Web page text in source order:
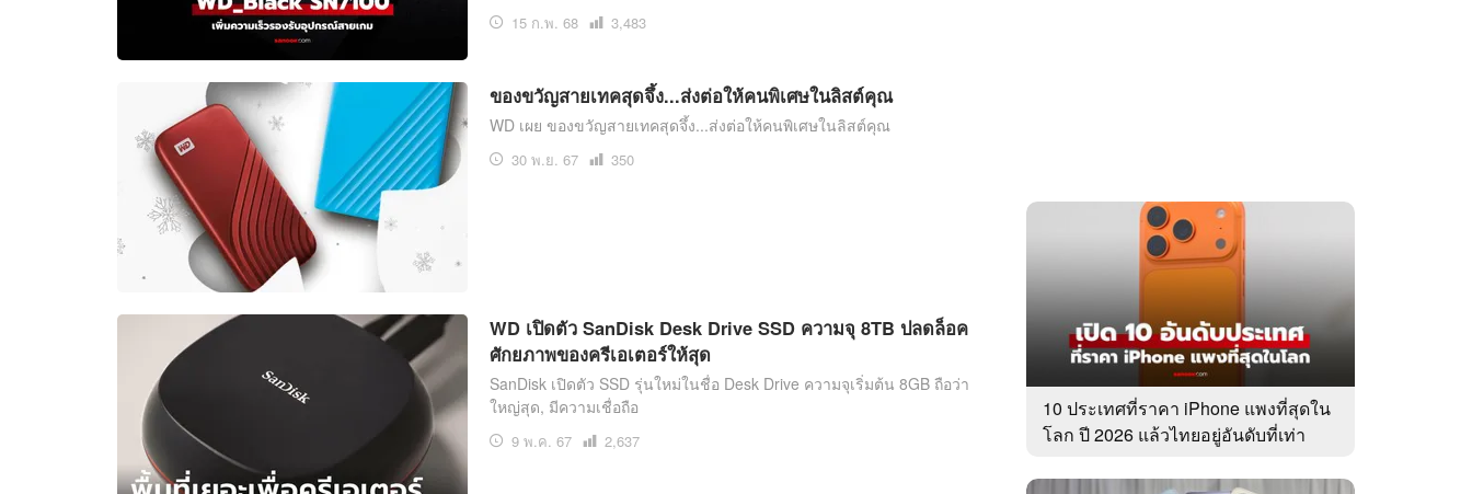
15 ก.พ. 68
เปิด
3,483
ของขวัญสายเทคสุดจึ้ง...ส่งต่อให้คนพิเศษในลิสต์คุณ
WD เผย ของขวัญสายเทคสุดจึ้ง...ส่งต่อให้คนพิเศษในลิสต์คุณ
30 พ.ย. 67
เปิด
350
WD เปิดตัว SanDisk Desk Drive SSD ความจุ 8TB ปลดล็อค
ศักยภาพของครีเอเตอร์ให้สุด
SanDisk เปิดตัว SSD รุ่นใหม่ในชื่อ Desk Drive ความจุเริ่มต้น 8GB ถือว่า
ใหญ่สุด, มีความเชื่อถือ
9 พ.ค. 67
เปิด
2,637
10 ประเทศที่ราคา iPhone แพงที่สุดใน
โลก ปี 2026 แล้วไทยอยู่อันดับที่เท่า